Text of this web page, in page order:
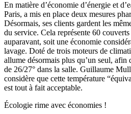
En matière d’économie d’énergie et
Paris, a mis en place deux mesures
Désormais, ses clients gardent les
du service. Cela représente 60
auparavant, soit une économie
lavage. Doté de trois moteurs de
allume désormais plus qu’un seul, afin
de 26/27° dans la salle. Guillaume
considère que cette température
est tout à fait acceptable.
Écologie rime avec économies !